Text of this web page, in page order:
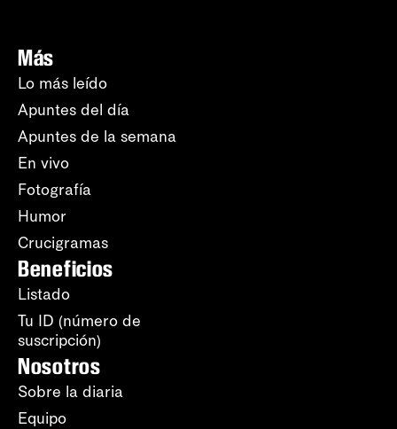
Más
Lo más leído
Apuntes del día
Apuntes de la semana
En vivo
Fotografía
Humor
Crucigramas
Beneficios
Listado
Tu ID (número de
suscripción)
Nosotros
Sobre la diaria
Equipo